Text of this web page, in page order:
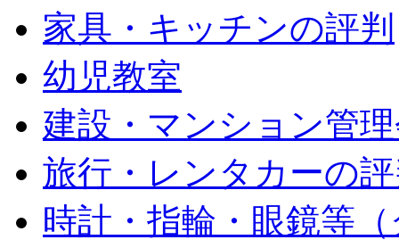
家具・キッチンの評判
幼児教室
建設・マンション管
旅行・レンタカーの
時計・指輪・眼鏡等